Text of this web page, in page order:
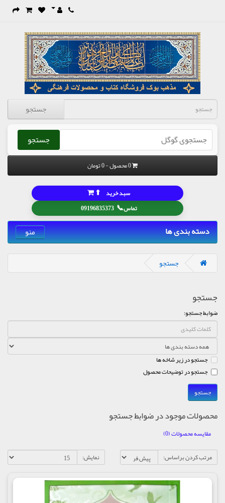
جستجو
جستجو
0 محصول - 0 تومان
تماس📞
09196835373
سبد خرید ⬆
دسته بندی ها منو
جستجو
جستجو
ضوابط جستجو:
جستجو در زیر شاخه ها
جستجو در توضیحات محصول
محصولات موجود در ضوابط جستجو
مقایسه محصولات (0)
مرتب کردن براساس:
نمایش: